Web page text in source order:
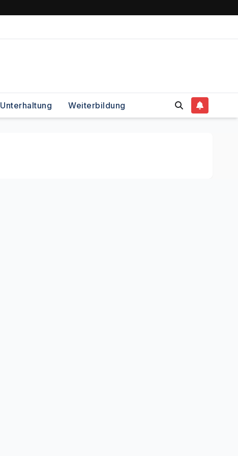
Unterhaltung Weiterbildung